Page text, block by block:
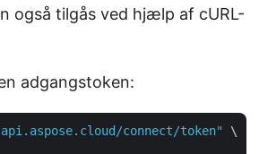
også tilgås ved hjælp af cURL-
adgangstoken:
connect/token"
\